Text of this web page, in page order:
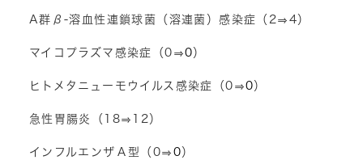
A群β-溶血性連鎖球菌（溶連菌）感染症（2⇒4）
マイコプラズマ感染症（0⇒0 ）
ヒトメタニューモウイルス感染症（0⇒0 ）
急性胃腸炎（18⇒12）
インフルエンザＡ型（0⇒ 0 ）